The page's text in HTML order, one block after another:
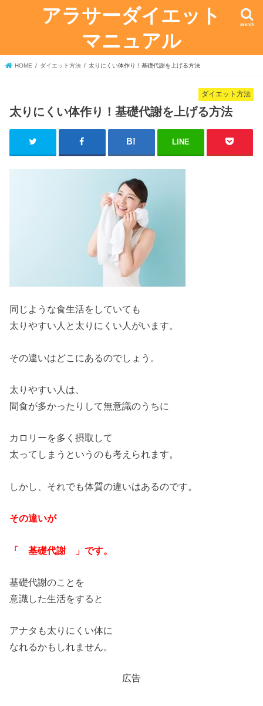
アラサーダイエット
マニュアル
search
HOME ダイエット方法 太りにくい体作り！基礎代謝を上げる方法
ダイエット方法
太りにくい体作り！基礎代謝を上げる方法
LINE
同じような食生活をしていても
太りやすい人と太りにくい人がいます。
その違いはどこにあるのでしょう。
太りやすい人は、
間食が多かったりして無意識のうちに
カロリーを多く摂取して
太ってしまうというのも考えられます。
しかし、それでも体質の違いはあるのです。
その違いが
「 基礎代謝 」です。
基礎代謝のことを
意識した生活をすると
アナタも太りにくい体に
なれるかもしれません。
広告